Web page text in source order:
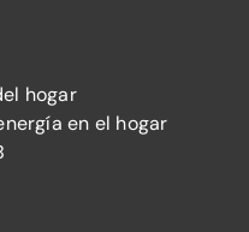
hogar
en el hogar